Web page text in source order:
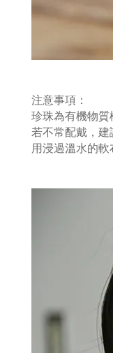
注意事項：
珍珠為有機物
若不常配戴，
用浸過溫水的